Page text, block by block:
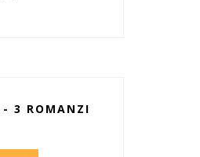
3 ROMANZI